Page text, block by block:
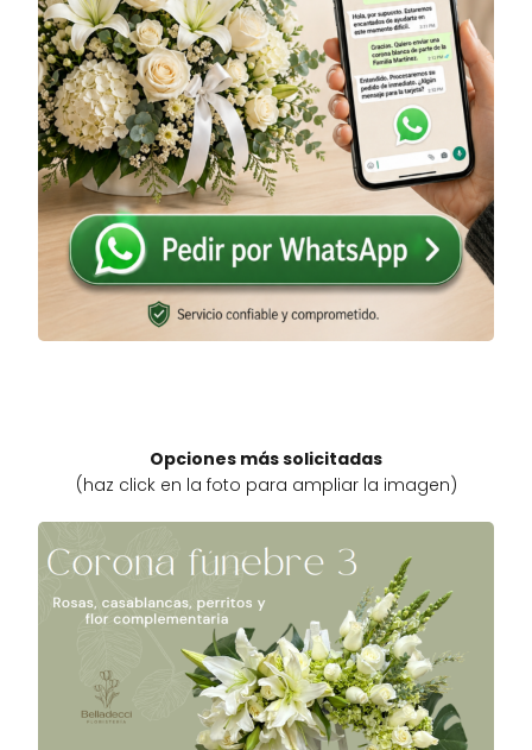
Opciones más solicitadas
(haz click en la foto para ampliar la imagen)